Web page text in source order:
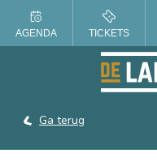
ZOMER IN DE LANGSTRAAT
Ga terug
AGENDA TICKETS